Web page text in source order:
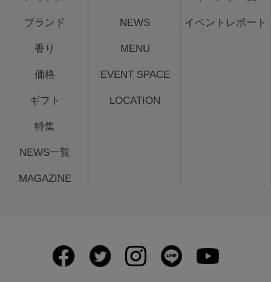
ブランド
香り
価格
ギフト
特集
NEWS一覧
MAGAZINE
NEWS
MENU
EVENT SPACE
LOCATION
イベントレポート